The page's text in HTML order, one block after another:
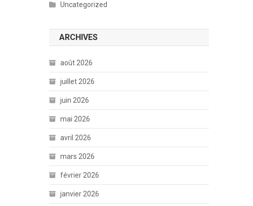
Uncategorized
ARCHIVES
août 2026
juillet 2026
juin 2026
mai 2026
avril 2026
mars 2026
février 2026
janvier 2026